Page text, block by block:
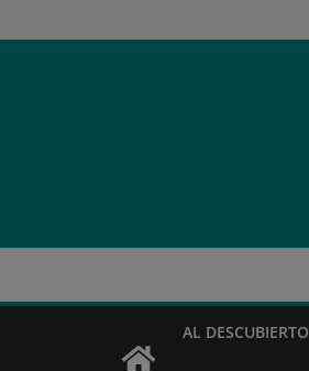
al
AL DESCUBIERTO